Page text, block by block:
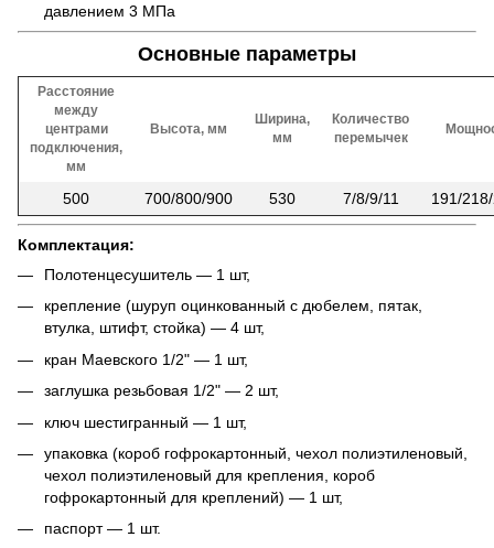
давлением 3 МПа
Основные параметры
Расстояние
между
центрами
подключения,
мм
Высота, мм
Ширина,
мм
Количество
перемычек
500 700/800/900 530 7/8/9/11 191/
Комплектация:
Полотенцесушитель — 1 шт,
крепление (шуруп оцинкованный с дюбелем, пятак,
втулка, штифт, стойка) — 4 шт,
кран Маевского 1/2" — 1 шт,
заглушка резьбовая 1/2" — 2 шт,
ключ шестигранный — 1 шт,
упаковка (короб гофрокартонный, чехол полиэтиленовый,
чехол полиэтиленовый для крепления, короб
гофрокартонный для креплений) — 1 шт,
паспорт — 1 шт.